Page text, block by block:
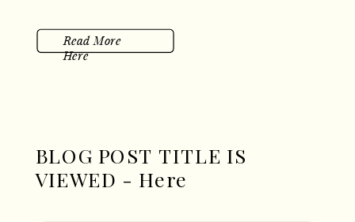
Read More
Here
BLOG POST TITLE IS
VIEWED - Here